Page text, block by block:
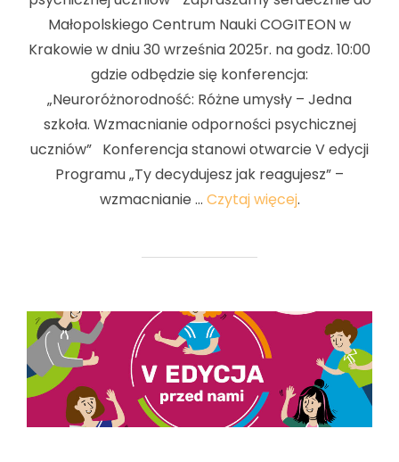
Małopolskiego Centrum Nauki COGITEON w
Krakowie w dniu 30 września 2025r. na godz. 10:00
gdzie odbędzie się konferencja:
„Neuroróżnorodność: Różne umysły – Jedna
szkoła. Wzmacnianie odporności psychicznej
uczniów” Konferencja stanowi otwarcie V edycji
Programu „Ty decydujesz jak reagujesz” –
wzmacnianie … Czytaj więcej.